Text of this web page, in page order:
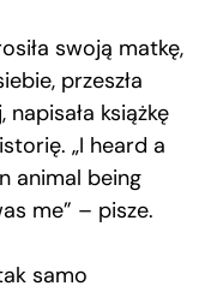
swoją matkę,
przeszła
książkę
„I heard a
animal being
me” – pisze.
samo